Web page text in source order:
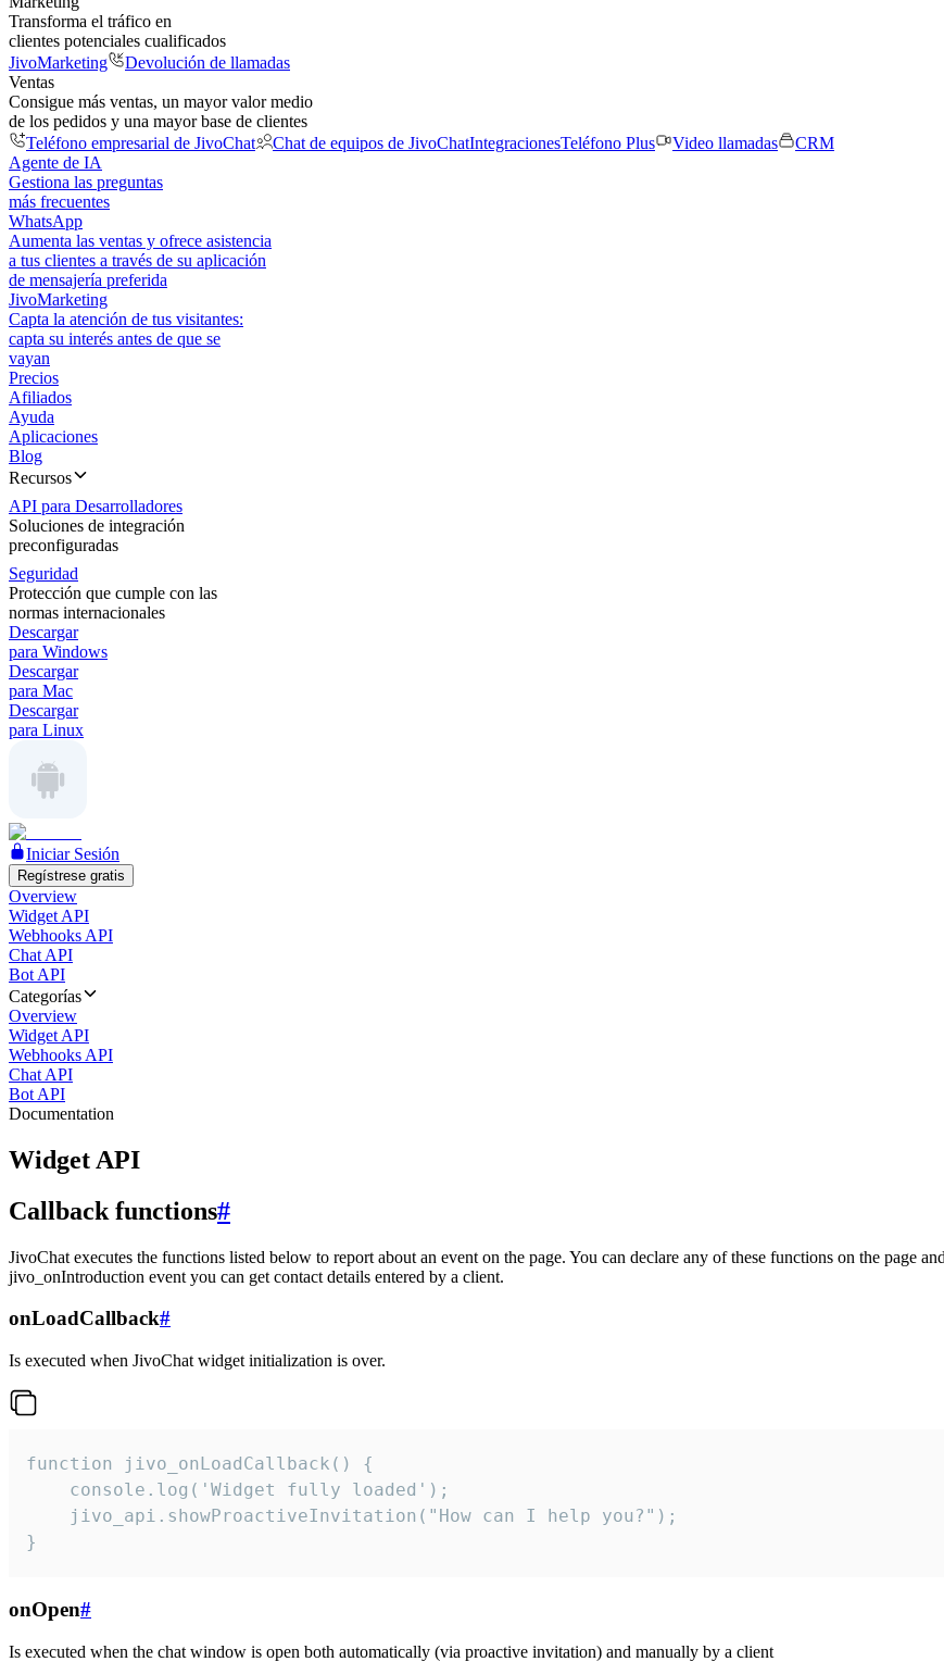
Transforma el tráfico en
clientes potenciales cualificados
JivoMarketing
Devolución de llamadas
Ventas
Consigue más ventas, un mayor valor medio
de los pedidos y una mayor base de clientes
Teléfono empresarial de JivoChat
Chat de equipos de JivoChatIntegracionesTeléfono Plus Video llamadas
CRM
Agente de IA
Gestiona las preguntas
más frecuentes
WhatsApp
Aumenta las ventas y ofrece asistencia
a tus clientes a través de su aplicación
de mensajería preferida
JivoMarketing
Capta la atención de tus visitantes:
capta su interés antes de que se
vayan
Precios
Afiliados
Ayuda
Aplicaciones
Blog
Recursos
API para Desarrolladores
Soluciones de integración
preconfiguradas
Seguridad
Protección que cumple con las
normas internacionales
Descargar
para Windows
Descargar
para Mac
Descargar
para Linux
Iniciar Sesión
Regístrese gratis
Overview
Widget API
Webhooks API
Chat API
Bot API
Categorías
Overview
Widget API
Webhooks API
Chat API
Bot API
Documentation
Widget API
Callback functions#
JivoChat executes the functions listed below to report about an event on the page. You can declare any of these functions on the page
jivo_onIntroduction event you can get contact details entered by a client.
onLoadCallback#
Is executed when JivoChat widget initialization is over.
function jivo_onLoadCallback() {
    console.log('Widget fully loaded');
    jivo_api.showProactiveInvitation("How can I help you?");
}
onOpen#
Is executed when the chat window is open both automatically (via proactive invitation) and manually by a client